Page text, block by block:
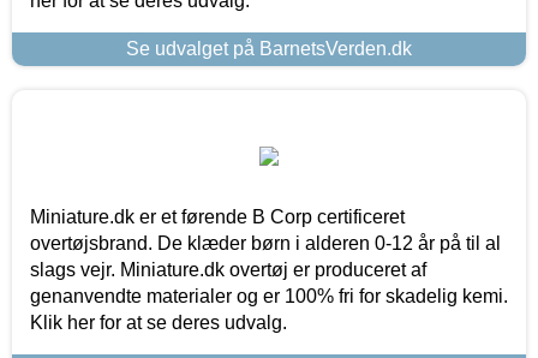
Se udvalget på BarnetsVerden.dk
Miniature.dk er et førende B Corp certificeret
overtøjsbrand. De klæder børn i alderen 0-12 år på til al
slags vejr. Miniature.dk overtøj er produceret af
genanvendte materialer og er 100% fri for skadelig kemi.
Klik her for at se deres udvalg.